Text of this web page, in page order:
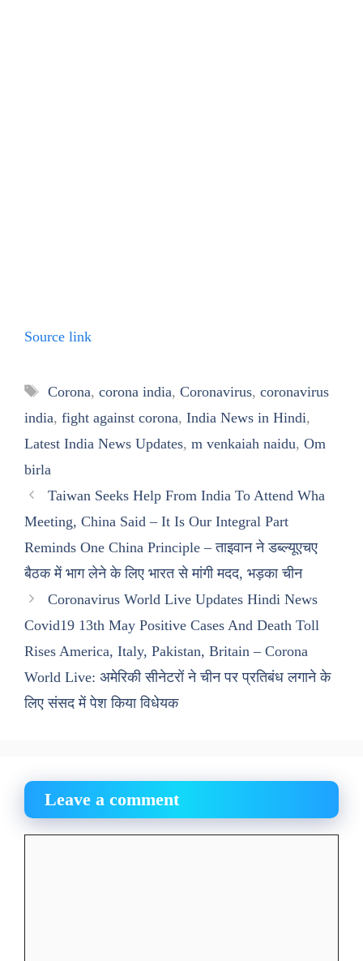
Source link
Tags
Corona, corona india, Coronavirus, coronavirus
india, fight against corona, India News in Hindi,
Latest India News Updates, m venkaiah naidu, Om
birla
Taiwan Seeks Help From India To Attend Wha
Meeting, China Said – It Is Our Integral Part
Reminds One China Principle – ताइवान ने डब्ल्यूएचए
बैठक में भाग लेने के लिए भारत से मांगी मदद, भड़का चीन
Coronavirus World Live Updates Hindi News
Covid19 13th May Positive Cases And Death Toll
Rises America, Italy, Pakistan, Britain – Corona
World Live: अमेरिकी सीनेटरों ने चीन पर प्रतिबंध लगाने के
लिए संसद में पेश किया विधेयक
Leave a comment